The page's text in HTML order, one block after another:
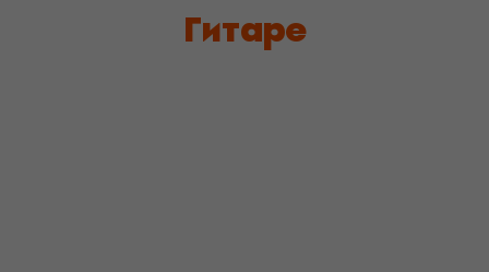
Гитаре